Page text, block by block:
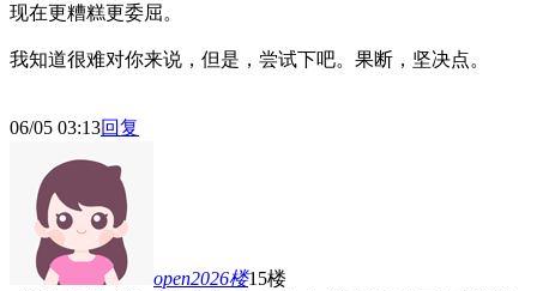
现在更糟糕更委屈。
我知道很难对你来说，但是，尝试下吧。果断，坚决点。
06/05 03:13回复
open2026楼15楼